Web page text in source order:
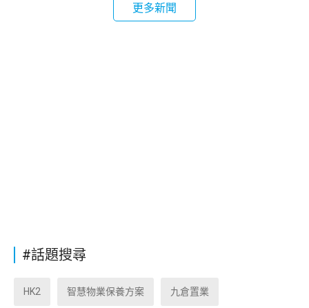
更多新聞
#話題搜尋
HK2 智慧物業保養方案 九倉置業